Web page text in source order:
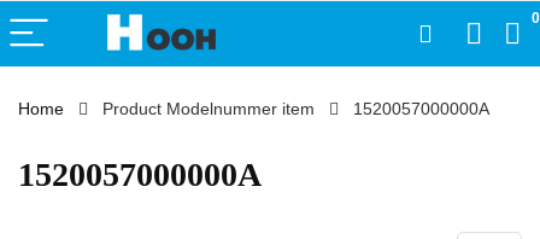
0
Home Product Modelnummer item ‎1520057000000A
‎1520057000000A